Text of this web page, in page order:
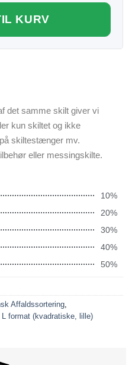
KURV
det samme skilt giver vi
kun skiltet og ikke
skiltestænger mv.
eller messingskilte.
10%
20%
30%
40%
50%
Affaldssortering,
L format (kvadratiske, lille)